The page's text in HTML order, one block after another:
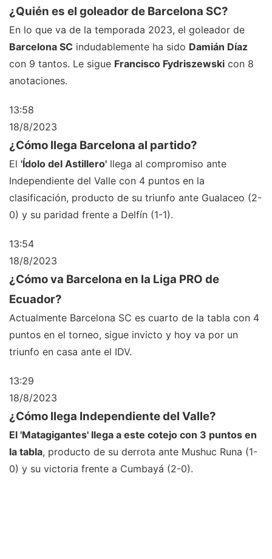
¿Quién es el goleador de Barcelona SC?
En lo que va de la temporada 2023, el goleador de
Barcelona SC indudablemente ha sido Damián Díaz
con 9 tantos. Le sigue Francisco Fydriszewski con 8
anotaciones.
13:58
18/8/2023
¿Cómo llega Barcelona al partido?
El 'Ídolo del Astillero' llega al compromiso ante
Independiente del Valle con 4 puntos en la
clasificación, producto de su triunfo ante Gualaceo (2-
0) y su paridad frente a Delfín (1-1).
13:54
18/8/2023
¿Cómo va Barcelona en la Liga PRO de
Ecuador?
Actualmente Barcelona SC es cuarto de la tabla con 4
puntos en el torneo, sigue invicto y hoy va por un
triunfo en casa ante el IDV.
13:29
18/8/2023
¿Cómo llega Independiente del Valle?
El 'Matagigantes' llega a este cotejo con 3 puntos en
la tabla, producto de su derrota ante Mushuc Runa (1-
0) y su victoria frente a Cumbayá (2-0).